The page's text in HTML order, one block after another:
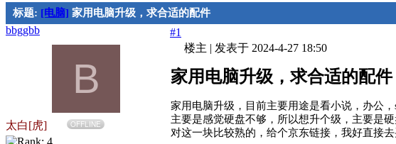
标题: [电脑] 家用电脑升级，求合适的配件
bbggbb
B
太白[虎] OFFLINE
#1
楼主 | 发表于 2024-4-27 18:50
家用电脑升级，求合适的配件
家用电脑升级，目前主要用途是看小说，办公
主要是感觉硬盘不够，所以想升个级，主要是
对这一块比较熟的，给个京东链接，我好直接